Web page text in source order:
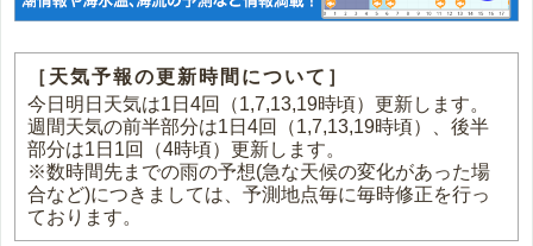
［天気予報の更新時間について］
今日明日天気は1日4回（1,7,13,19時頃）更新します。
週間天気の前半部分は1日4回（1,7,13,19時頃）、後半
部分は1日1回（4時頃）更新します。
※数時間先までの雨の予想(急な天候の変化があった場
合など)につきましては、予測地点毎に毎時修正を行っ
ております。